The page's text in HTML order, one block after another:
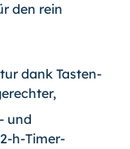
den rein
dank Tasten-
und
h-Timer-